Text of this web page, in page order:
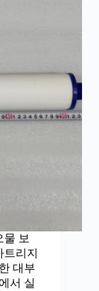
물 보
리지
대부
서 실